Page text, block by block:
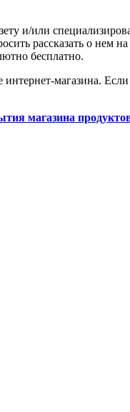
и/или
рассказать о
бесплатно.
магазина.
магазина